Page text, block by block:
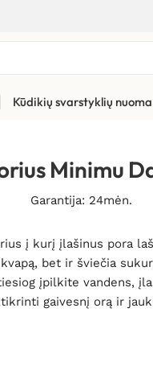
Kūdikių svarstyklių nuoma
600 ml
Minimu
Garantija: 24mėn.
į kurį įlašinus pora
bet ir šviečia
įpilkite vandens,
gaivesnį orą ir